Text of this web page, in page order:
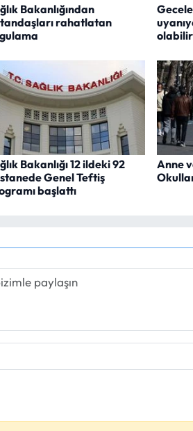
Bakanlığından
rahatlatan
Bakanlığı 12 ildeki 92
Genel Teftiş
başlattı
Anne